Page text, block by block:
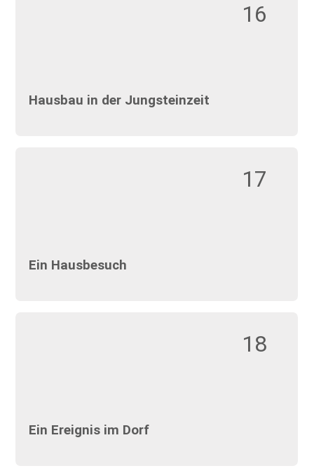
16
Hausbau in der Jungsteinzeit
17
Ein Hausbesuch
18
Ein Ereignis im Dorf